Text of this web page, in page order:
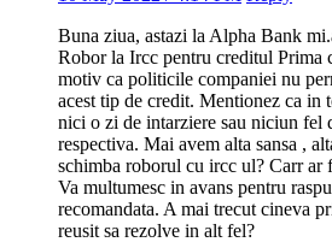
Buna ziua, astazi la Alpha Bank
Robor la Ircc pentru creditul Prima
motiv ca politicile companiei nu
acest tip de credit. Mentionez ca in
nici o zi de intarziere sau niciun fel
respectiva. Mai avem alta sansa ,
schimba roborul cu ircc ul? Carr ar
Va multumesc in avans pentru
recomandata. A mai trecut cineva
reusit sa rezolve in alt fel?